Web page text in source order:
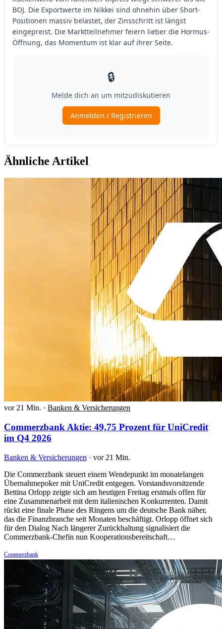
Ähnliche Artikel
vor 21 Min. · Banken & Versicherungen
Commerzbank Aktie: 49,75 Prozent für UniCredit
im Q4 2026
Banken & Versicherungen · vor 21 Min.
Die Commerzbank steuert einem Wendepunkt im monatelangen
Übernahmepoker mit UniCredit entgegen. Vorstandsvorsitzende
Bettina Orlopp zeigte sich am heutigen Freitag erstmals offen für
eine Zusammenarbeit mit dem italienischen Konkurrenten. Damit
rückt eine finale Phase des Ringens um die deutsche Bank näher,
das die Finanzbranche seit Monaten beschäftigt. Orlopp öffnet sich
für den Dialog Nach längerer Zurückhaltung signalisiert die
Commerzbank-Chefin nun Kooperationsbereitschaft…
Commerzbank